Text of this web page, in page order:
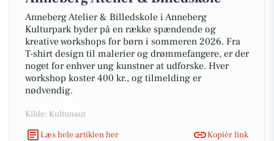
Anneberg Atelier & Billedskole i Anneberg
Kulturpark byder på en række spændende og
kreative workshops for børn i sommeren 2026. Fra
T-shirt design til malerier og drømmefangere, er der
noget for enhver ung kunstner at udforske. Hver
workshop koster 400 kr., og tilmelding er
nødvendig.
Kilde: Kultunaut
Læs hele artiklen her
Kopiér link